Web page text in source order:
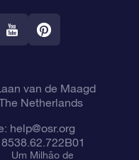
van de Maagd
Netherlands
help@osr.org
Um Milhão de